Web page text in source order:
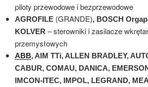
piloty przewodowe i bezprzewodowe
AGROFILE (GRANDE), BOSCH
KOLVER – sterowniki i zasilacze
przemysłowych
ABB, AIM TTi, ALLEN BRADLEY,
CABUR, COMAU, DANICA,
IMCON-ITEC, IMPOL, LEGRAND,